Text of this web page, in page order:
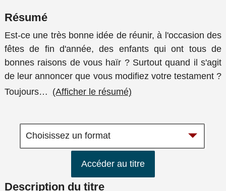
Résumé
Est-ce une très bonne idée de réunir, à l'occasion des
fêtes de fin d'année, des enfants qui ont tous de
bonnes raisons de vous haïr ? Surtout quand il s'agit
de leur annoncer que vous modifiez votre testament ?
Toujours… (Afficher le résumé)
Accéder au titre
Description du titre